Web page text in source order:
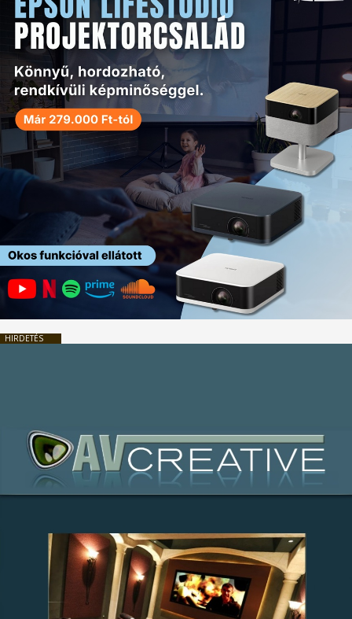
HIRDETÉS